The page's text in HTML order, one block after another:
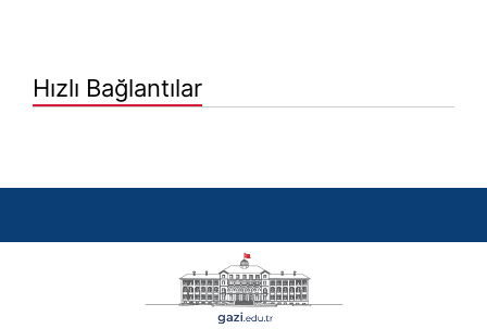
Hızlı Bağlantılar